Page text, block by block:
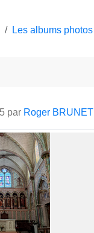
Les albums photos
par Roger BRUNET